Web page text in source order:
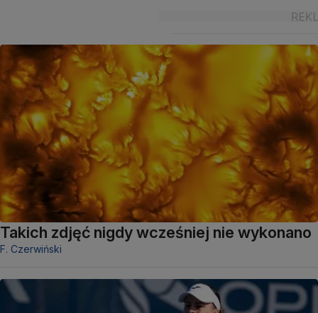
Takich zdjęć nigdy wcześniej nie wykonano
F. Czerwiński